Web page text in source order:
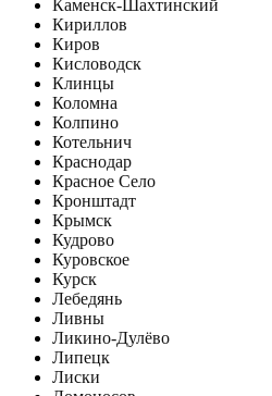
Каменск-Шахтинский
Кириллов
Киров
Кисловодск
Клинцы
Коломна
Колпино
Котельнич
Краснодар
Красное Село
Кронштадт
Крымск
Кудрово
Куровское
Курск
Лебедянь
Ливны
Ликино-Дулёво
Липецк
Лиски